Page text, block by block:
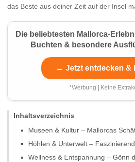
das Beste aus deiner Zeit auf der Insel
Die beliebtesten Mallorca-
Buchten & besondere
→ Jetzt entdecken &
*Werbung | Keine
Inhaltsverzeichnis
Museen & Kultur – Mallorcas
Höhlen & Unterwelt –
Wellness & Entspannung – Gönn